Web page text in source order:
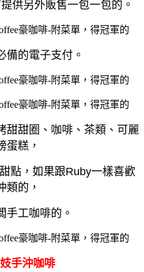
供另外販售一包一包的。
備的電子支付。
甜甜圈、咖啡、茶類、可麗
蛋糕，
點，如果跟Ruby一樣喜歡
類的，
手工咖啡的。
手沖咖啡